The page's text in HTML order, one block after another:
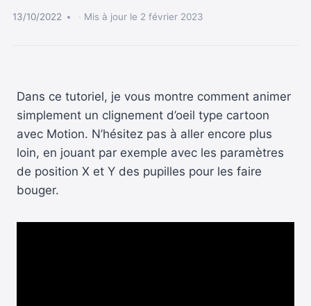
13/10/2022 Mis à jour le 2 février 2023
Dans ce tutoriel, je vous montre comment animer
simplement un clignement d’oeil type cartoon
avec Motion. N’hésitez pas à aller encore plus
loin, en jouant par exemple avec les paramètres
de position X et Y des pupilles pour les faire
bouger.